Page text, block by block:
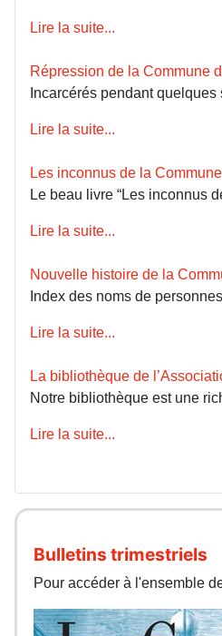
Lire la suite...
Répression de la Commune
Incarcérés pendant
Lire la suite...
Les inconnus de la Commune
Le beau livre “Les inconnus
Lire la suite...
Nouvelle histoire de la
Index des noms de
Lire la suite...
La bibliothèque de
Notre bibliothèque est une
Lire la suite...
Bulletins trimestriels
Pour accéder à l'ensemble